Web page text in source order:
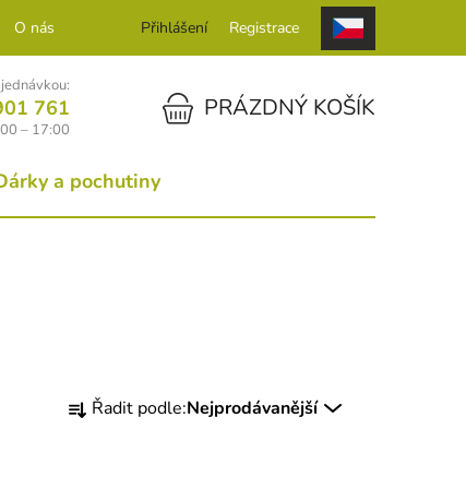
O nás KontaktPřihlášení Registrace
761
– 17:00
NÁKUPNÍ KOŠÍKPRÁZDNÝ KOŠÍK
a pochutiny
a Řadit podle:Nejprodávanější